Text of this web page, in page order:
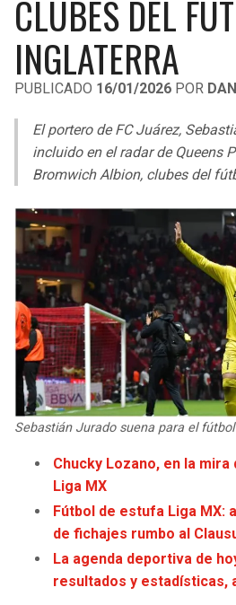
LIGA DE EXPANSIÓN MX
LEAGUES CUP
UEFA EUROPA LEAGUE
UEFA CONFERENCE LEAGUE
MLS
COPA LIBERTADORES
COPA SUDAMERICANA
LIGA BETPLAY
OTRAS LIGAS
RAIDERS
CHARGERS
RAVENS
BROWNS
STEELERS
TEXANS
COLTS
JAGUARS
TITANS
COWBOYS
GIANTS
CAVALIERS
PISTONS
PACERS
HAWKS
HORNETS
HEAT
MAGIC
WIZARDS
WARRIORS
CLIPPERS
LAKERS
CLUBES DEL
INGLATERRA
PUBLICADO 16/01/2026 POR
El portero de FC Juárez,
incluido en el radar de Queens
Bromwich Albion, clubes del
Sebastián Jurado suena para el
Chucky Lozano, en la
Liga MX
Fútbol de estufa Liga MX:
de fichajes rumbo al
La agenda deportiva de
resultados y estadísticas,